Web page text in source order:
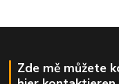
Zde mě můžete